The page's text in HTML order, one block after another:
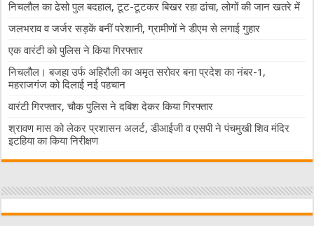
निचलौल का ढेसो पुल बदहाल, टूट-टूटकर बिखर रहा ढांचा, लोगों की जान खतरे में
जलभराव व जर्जर सड़कें बनीं परेशानी, ग्रामीणों ने डीएम से लगाई गुहार
एक वारंटी को पुलिस ने किया गिरफ्तार
निचलौल। बजहा उर्फ अहिरौली का अमृत सरोवर बना प्रदेश का नंबर-1,
महराजगंज को दिलाई नई पहचान
वारंटी गिरफ्तार, चौक पुलिस ने दबिश देकर किया गिरफ्तार
श्रावण मास को लेकर प्रशासन अलर्ट, डीआईजी व एसपी ने पंचमुखी शिव मंदिर
इटहिया का किया निरीक्षण